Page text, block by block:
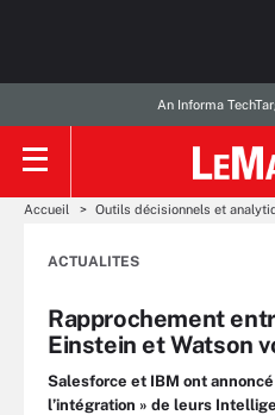
An Informa
Accueil Outils décisionnels et
ACTUALITES
Rapprochement
Einstein et Watson
Salesforce et IBM ont
l’intégration » de leurs